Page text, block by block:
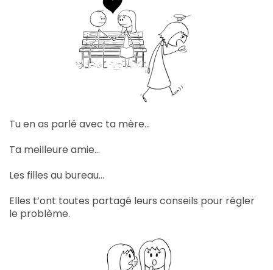
Tu en as parlé avec ta mère…
Ta meilleure amie…
Les filles au bureau…
Elles t’ont toutes partagé leurs conseils pour régler
le problème.